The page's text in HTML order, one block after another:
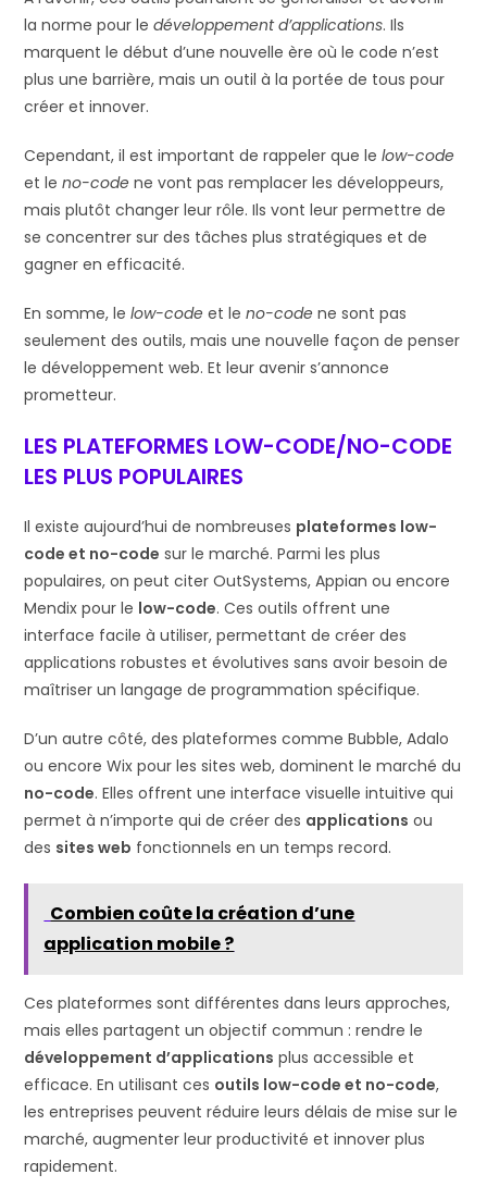
la norme pour ledéveloppement d’applications. Ils
marquent le début d’une nouvelle ère où le code n’est
plus une barrière, mais un outil à la portée de tous pour
créer et innover.
Cependant, il est important de rappeler que lelow-code
et leno-code ne vont pas remplacer les développeurs,
mais plutôt changer leur rôle. Ils vont leur permettre de
se concentrer sur des tâches plus stratégiques et de
gagner en efficacité.
En somme, lelow-code et leno-code ne sont pas
seulement des outils, mais une nouvelle façon de penser
le développement web. Et leur avenir s’annonce
prometteur.
LES PLATEFORMES LOW-CODE/NO-CODE
LES PLUS POPULAIRES
Il existe aujourd’hui de nombreuses plateformes low-
code et no-code sur le marché. Parmi les plus
populaires, on peut citer OutSystems, Appian ou encore
Mendix pour le low-code. Ces outils offrent une
interface facile à utiliser, permettant de créer des
applications robustes et évolutives sans avoir besoin de
maîtriser un langage de programmation spécifique.
D’un autre côté, des plateformes comme Bubble, Adalo
ou encore Wix pour les sites web, dominent le marché du
no-code. Elles offrent une interface visuelle intuitive qui
permet à n’importe qui de créer des applications ou
des sites web fonctionnels en un temps record.
Combien coûte la création d’une
application mobile ?
Ces plateformes sont différentes dans leurs approches,
mais elles partagent un objectif commun : rendre le
développement d’applications plus accessible et
efficace. En utilisant ces outils low-code et no-code,
les entreprises peuvent réduire leurs délais de mise sur le
marché, augmenter leur productivité et innover plus
rapidement.